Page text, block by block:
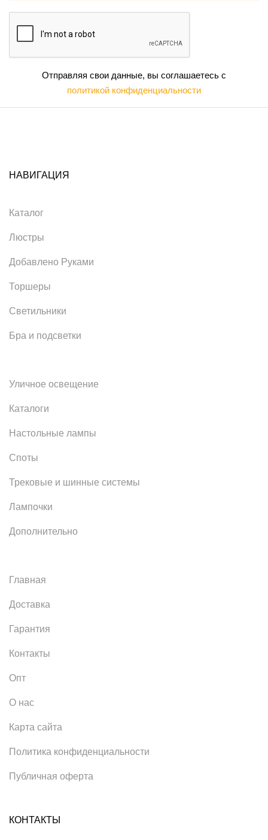
Отправляя свои данные, вы соглашаетесь с
политикой конфиденциальности
НАВИГАЦИЯ
Каталог
Люстры
Добавлено Руками
Торшеры
Светильники
Бра и подсветки
Уличное освещение
Каталоги
Настольные лампы
Споты
Трековые и шинные системы
Лампочки
Дополнительно
Главная
Доставка
Гарантия
Контакты
Опт
О нас
Карта сайта
Политика конфиденциальности
Публичная оферта
КОНТАКТЫ